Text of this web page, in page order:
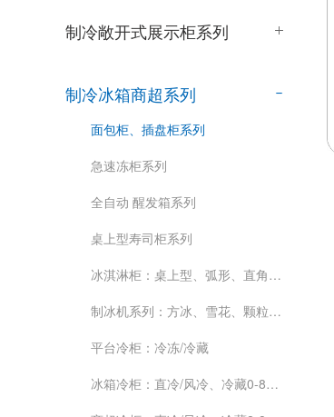
日式：直角西点柜系列
制冷敞开式展示柜系列
立式风幕柜、敞开式风幕柜系列
制冷冰箱商超系列
面包柜、插盘柜系列
急速冻柜系列
全自动 醒发箱系列
桌上型寿司柜系列
冰淇淋柜：桌上型、弧形、直角款式系列（可定制）
制冰机系列：方冰、雪花、颗粒、月牙、片冰（风冷/水冷）
平台冷柜：冷冻/冷藏
冰箱冷柜：直冷/风冷、冷藏0-8度、冷冻-12--22度